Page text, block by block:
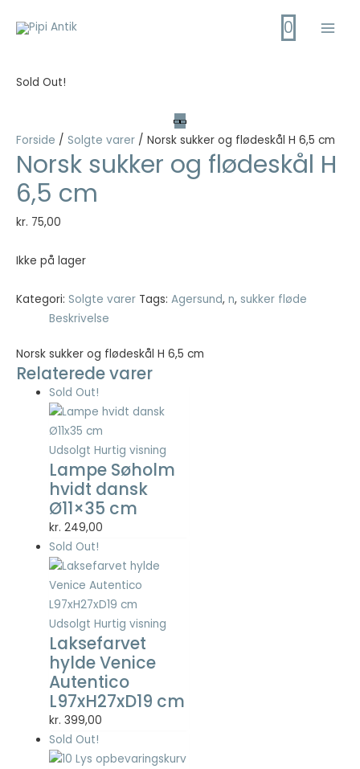
0
Sold Out!
Forside / Solgte varer / Norsk sukker og flødeskål H 6,5 cm
Norsk sukker og flødeskål H
6,5 cm
kr. 75,00
Ikke på lager
Kategori: Solgte varer Tags: Agersund, n, sukker fløde
Beskrivelse
Norsk sukker og flødeskål H 6,5 cm
Relaterede varer
Sold Out!
Udsolgt Hurtig visning
Lampe Søholm
hvidt dansk
Ø11×35 cm
kr. 249,00
Sold Out!
Udsolgt Hurtig visning
Laksefarvet
hylde Venice
Autentico
L97xH27xD19 cm
kr. 399,00
Sold Out!
Nødvendig
Nødvendige
cookies hjælper
med at gøre en
hjemmeside
brugbar ved at
aktivere
grundlæggende
funktioner
såsom side-
navigation og
adgang til sikre
områder af
hjemmesiden.
Hjemmesiden
kan ikke fungere
ordentligt uden
disse cookies.
Statistisk
Statistisk
cookies